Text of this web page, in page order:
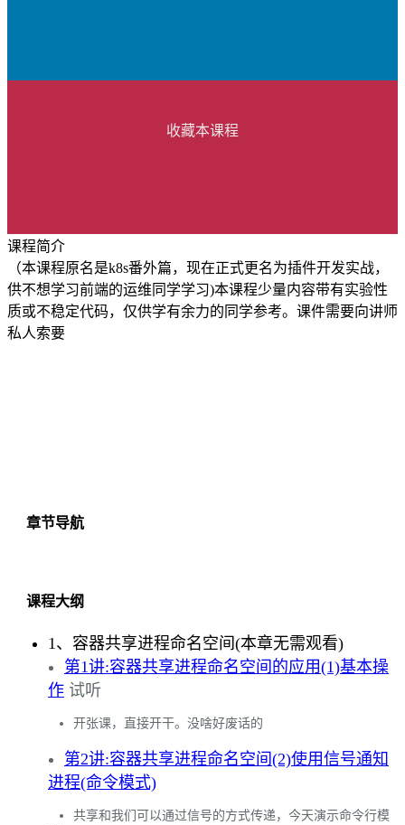
收藏本课程
成为VIP
课程简介
（本课程原名是k8s番外篇，现在正式更名为插件开发实战，
供不想学习前端的运维同学学习)本课程少量内容带有实验性
质或不稳定代码，仅供学有余力的同学参考。课件需要向讲师
私人索要
章节导航
课程大纲
1、容器共享进程命名空间(本章无需观看)
第1讲:容器共享进程命名空间的应用(1)基本操
作 试听
开张课，直接开干。没啥好废话的
第2讲:容器共享进程命名空间(2)使用信号通知
进程(命令模式)
共享和我们可以通过信号的方式传递，今天演示命令行模